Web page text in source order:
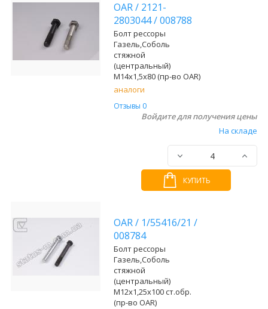
OAR/ 2121-
2803044/008788
Болт рессоры
Газель,Соболь
стяжной
(центральный)
М14х1,5х80 (пр-во OAR)
аналоги
Отзывы 0
Войдите для получения цены
На складе
КУПИТЬ
OAR/ 1/55416/21 /
008784
Болт рессоры
Газель,Соболь
стяжной
(центральный)
М12х1,25х100 ст.обр.
(пр-во OAR)